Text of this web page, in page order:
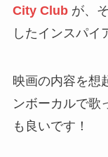
City Club が、
したインスパイ
映画の内容を想
ンボーカルで歌
も良いです！